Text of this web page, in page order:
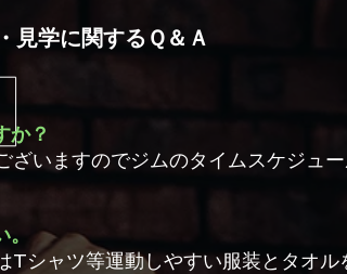
見学に関するＱ＆Ａ
か？
ざいますのでジムのタイムスケジュ
Tシャツ等運動しやすい服装とタオル